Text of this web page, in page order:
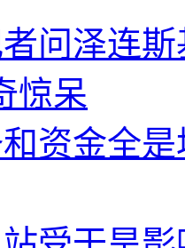
问泽连
惊呆
资金全